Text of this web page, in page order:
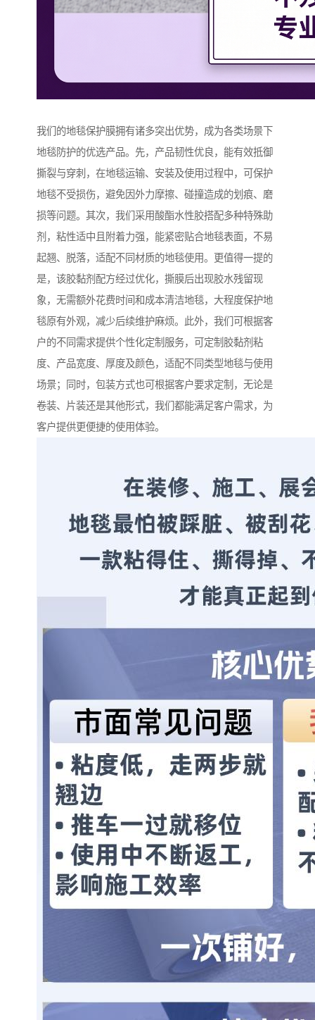
我们的地毯保护膜拥有诸多突出优势，成为各类场景下
地毯防护的优选产品。先，产品韧性优良，能有效抵御
撕裂与穿刺，在地毯运输、安装及使用过程中，可保护
地毯不受损伤，避免因外力摩擦、碰撞造成的划痕、磨
损等问题。其次，我们采用酸酯水性胶搭配多种特殊助
剂，粘性适中且附着力强，能紧密贴合地毯表面，不易
起翘、脱落，适配不同材质的地毯使用。更值得一提的
是，该胶黏剂配方经过优化，撕膜后出现胶水残留现
象，无需额外花费时间和成本清洁地毯，大程度保护地
毯原有外观，减少后续维护麻烦。此外，我们可根据客
户的不同需求提供个性化定制服务，可定制胶黏剂粘
度、产品宽度、厚度及颜色，适配不同类型地毯与使用
场景；同时，包装方式也可根据客户要求定制，无论是
卷装、片装还是其他形式，我们都能满足客户需求，为
客户提供更便捷的使用体验。